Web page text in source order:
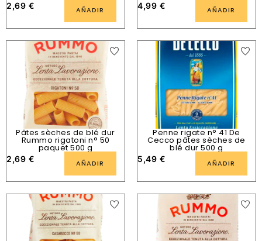
2,69 € AÑADIR 4,99 € AÑADIR
Pâtes sèches de blé dur
Rummo rigatoni n° 50
paquet 500 g
2,69 € AÑADIR
Penne rigate n° 41 De
Cecco pâtes sèches de
blé dur 500 g
5,49 € AÑADIR